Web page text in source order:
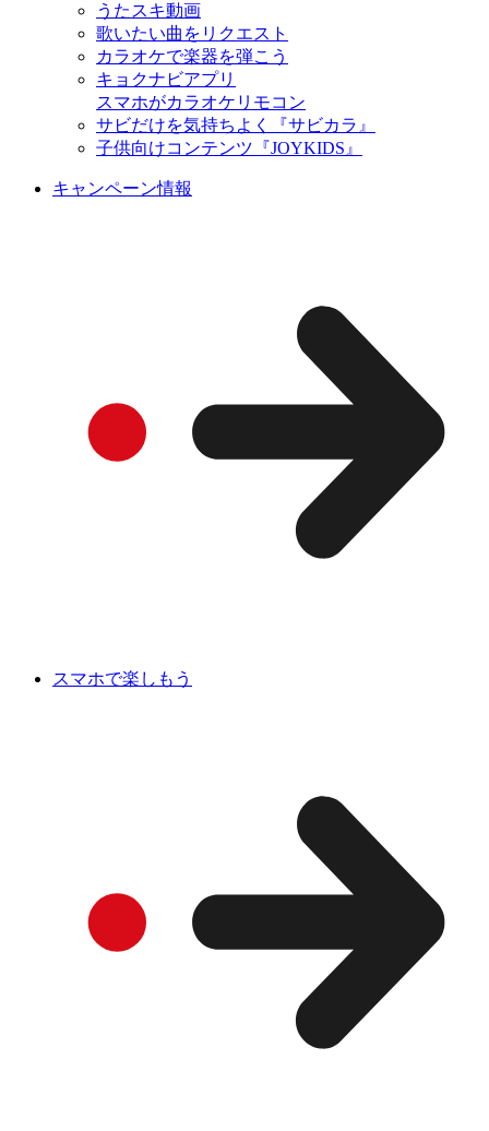
うたスキ動画
歌いたい曲をリクエスト
カラオケで楽器を弾こう
キョクナビアプリ
スマホがカラオケリモコン
サビだけを気持ちよく『サビカラ』
子供向けコンテンツ『JOYKIDS』
キャンペーン情報
スマホで楽しもう